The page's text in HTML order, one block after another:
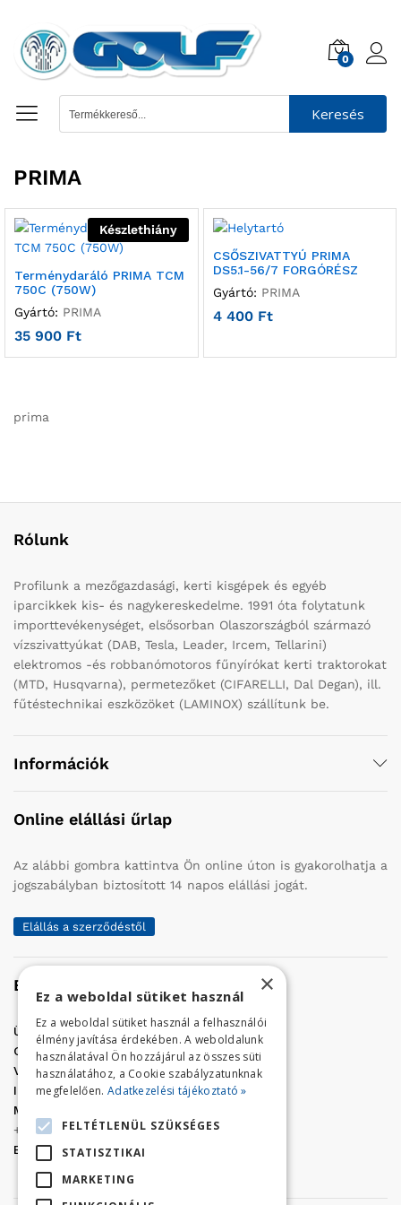
0
Keresés
PRIMA
Készlethiány
Terménydaráló PRIMA TCM
750C (750W)
Gyártó: PRIMA
35 900 Ft
CSŐSZIVATTYÚ PRIMA
DS5.1-56/7 FORGÓRÉSZ
Gyártó: PRIMA
4 400 Ft
prima
Rólunk
Profilunk a mezőgazdasági, kerti kisgépek és egyéb
iparcikkek kis- és nagykereskedelme. 1991 óta folytatunk
importtevékenységet, elsősorban Olaszországból származó
vízszivattyúkat (DAB, Tesla, Leader, Ircem, Tellarini)
elektromos -és robbanómotoros fűnyírókat kerti traktorokat
(MTD, Husqvarna), permetezőket (CIFARELLI, Dal Degan), ill.
fűtéstechnikai eszközöket (LAMINOX) szállítunk be.
Információk
Online elállási űrlap
Az alábbi gombra kattintva Ön online úton is gyakorolhatja a
jogszabályban biztosított 14 napos elállási jogát.
Elállás a szerződéstől
Elérhetőség
Üzletünk címe:Szolnok, Vércse út 17.
Golf Center Áruház:06 (56) 423-324
VÁR-Kert Áruház: 06 (56) 429-771
Iroda:06 (56) 421-857
Megrendelés, termék információ:
+36 (70) 938-3356
E-mail:
golfaruhaz@gmail.com
×
Ez a weboldal sütiket használ
Ez a weboldal sütiket használ a felhasználói
élmény javítása érdekében. A weboldalunk
használatával Ön hozzájárul az összes süti
használatához, a Cookie szabályzatunknak
megfelelően. Adatkezelési tájékoztató »
FELTÉTLENÜL SZÜKSÉGES
STATISZTIKAI
MARKETING